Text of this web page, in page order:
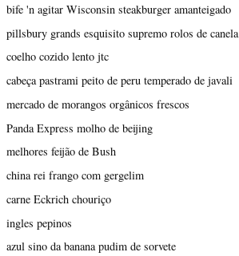
bife 'n agitar Wisconsin steakburger amanteigado
pillsbury grands esquisito supremo rolos de canela
coelho cozido lento jtc
cabeça pastrami peito de peru temperado de javali
mercado de morangos orgânicos frescos
Panda Express molho de beijing
melhores feijão de Bush
china rei frango com gergelim
carne Eckrich chouriço
ingles pepinos
azul sino da banana pudim de sorvete